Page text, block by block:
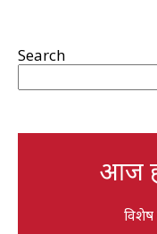
Search
आज
विशेष